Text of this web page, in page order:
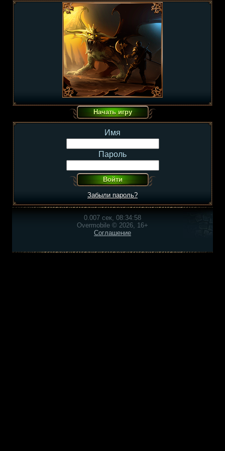
Имя
Пароль
Забыли пароль?
0.007 сек, 08:34:58
Overmobile © 2026, 16+
Соглашение